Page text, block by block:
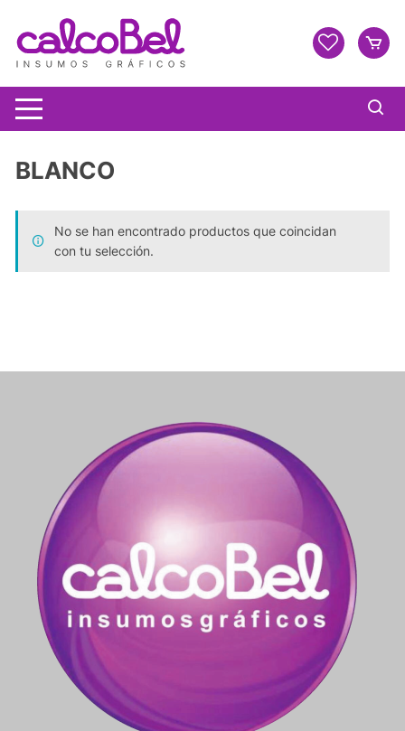
BLANCO
No se han encontrado productos que coincidan
con tu selección.